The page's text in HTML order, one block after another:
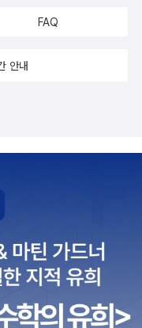
[축구하는 여자] 책을
기 쉽게 풀어주었으면
월나도 힘들거나 지칠
데... 아이 역시 '왜 엄마
아직 부족한 엄마라서,
3월남편의 군대 이야기
FAQ
안내